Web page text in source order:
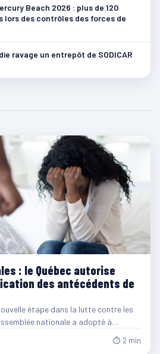
Beach 2026 : plus de 120
lors des contrôles des forces de
ravage un entrepôt de SODICAR
: le Québec autorise
des antécédents de
étape dans la lutte contre les
nationale a adopté à…
⏱ 2 min